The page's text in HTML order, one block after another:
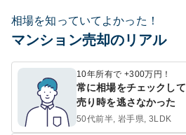
相場を知っていてよかった！
マンション売却のリアル
10年所有で +300万円！
常に相場をチェックして
売り時を逃さなかった
50代前半, 岩手県, 3LDK